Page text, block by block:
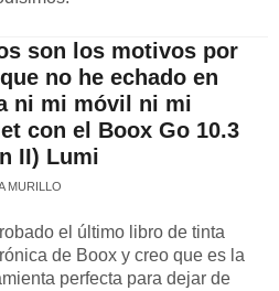
son los motivos por
no he echado en
ni mi móvil ni mi
con el Boox Go 10.3
II) Lumi
MURILLO
el último libro de tinta
de Boox y creo que es la
perfecta para dejar de